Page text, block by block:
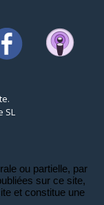
SL
ou partielle, par
sur ce site,
et constitue une